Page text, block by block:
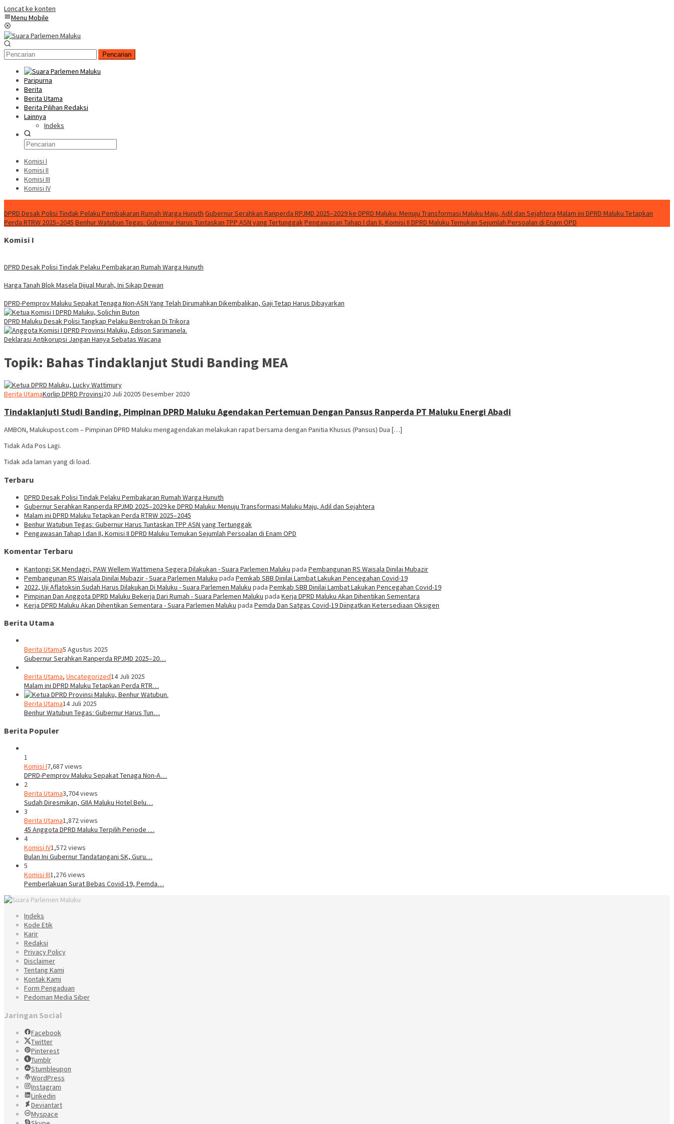
Loncat ke konten
Menu Mobile
Pencarian
Paripurna
Berita
Berita Utama
Berita Pilihan Redaksi
Lainnya
Indeks
Komisi I
Komisi II
Komisi III
Komisi IV
DPRD Desak Polisi Tindak Pelaku Pembakaran Rumah Warga Hunuth Gubernur Serahkan Ranperda RPJMD 2025–2029 ke DPRD Maluku: Menuju Transformasi Maluku Maju, Adil dan Sejahtera Malam ini DPRD Maluku Tetapkan
Perda RTRW 2025–2045 Benhur Watubun Tegas: Gubernur Harus Tuntaskan TPP ASN yang TertunggakPengawasan Tahap I dan II, Komisi II DPRD Maluku Temukan Sejumlah Persoalan di Enam OPD
Komisi I
DPRD Desak Polisi Tindak Pelaku Pembakaran Rumah Warga Hunuth
Harga Tanah Blok Masela Dijual Murah, Ini Sikap Dewan
DPRD-Pemprov Maluku Sepakat Tenaga Non-ASN Yang Telah Dirumahkan Dikembalikan, Gaji Tetap Harus Dibayarkan
DPRD Maluku Desak Polisi Tangkap Pelaku Bentrokan Di Trikora
Deklarasi Antikorupsi Jangan Hanya Sebatas Wacana
Topik: Bahas Tindaklanjut Studi Banding MEA
Berita UtamaKorlip DPRD Provinsi20 Juli 20205 Desember 2020
Tindaklanjuti Studi Banding, Pimpinan DPRD Maluku Agendakan Pertemuan Dengan Pansus Ranperda PT Maluku Energi Abadi
AMBON, Malukupost.com – Pimpinan DPRD Maluku mengagendakan melakukan rapat bersama dengan Panitia Khusus (Pansus) Dua […]
Tidak Ada Pos Lagi.
Tidak ada laman yang di load.
Terbaru
DPRD Desak Polisi Tindak Pelaku Pembakaran Rumah Warga Hunuth
Gubernur Serahkan Ranperda RPJMD 2025–2029 ke DPRD Maluku: Menuju Transformasi Maluku Maju, Adil dan Sejahtera
Malam ini DPRD Maluku Tetapkan Perda RTRW 2025–2045
Benhur Watubun Tegas: Gubernur Harus Tuntaskan TPP ASN yang Tertunggak
Pengawasan Tahap I dan II, Komisi II DPRD Maluku Temukan Sejumlah Persoalan di Enam OPD
Komentar Terbaru
Kantongi SK Mendagri, PAW Wellem Wattimena Segera Dilakukan - Suara Parlemen Maluku pada Pembangunan RS Waisala Dinilai Mubazir
Pembangunan RS Waisala Dinilai Mubazir - Suara Parlemen Maluku pada Pemkab SBB Dinilai Lambat Lakukan Pencegahan Covid-19
2022, Uji Aflatoksin Sudah Harus Dilakukan Di Maluku - Suara Parlemen Maluku pada Pemkab SBB Dinilai Lambat Lakukan Pencegahan Covid-19
Pimpinan Dan Anggota DPRD Maluku Bekerja Dari Rumah - Suara Parlemen Maluku pada Kerja DPRD Maluku Akan Dihentikan Sementara
Kerja DPRD Maluku Akan Dihentikan Sementara - Suara Parlemen Maluku pada Pemda Dan Satgas Covid-19 Diingatkan Ketersediaan Oksigen
Berita Utama
Berita Utama5 Agustus 2025
Gubernur Serahkan Ranperda RPJMD 2025–20…
Berita Utama, Uncategorized14 Juli 2025
Malam ini DPRD Maluku Tetapkan Perda RTR…
Berita Utama14 Juli 2025
Benhur Watubun Tegas: Gubernur Harus Tun…
Berita Populer
1
Komisi I7,687 views
DPRD-Pemprov Maluku Sepakat Tenaga Non-A…
2
Berita Utama3,704 views
Sudah Diresmikan, GIIA Maluku Hotel Belu…
3
Berita Utama1,872 views
45 Anggota DPRD Maluku Terpilih Periode …
4
Komisi IV1,572 views
Bulan Ini Gubernur Tandatangani SK, Guru…
5
Komisi III1,276 views
Pemberlakuan Surat Bebas Covid-19, Pemda…
Indeks
Kode Etik
Karir
Redaksi
Privacy Policy
Disclaimer
Tentang Kami
Kontak Kami
Form Pengaduan
Pedoman Media Siber
Jaringan Social
Facebook
Twitter
Pinterest
Tumblr
Stumbleupon
WordPress
Instagram
Linkedin
Deviantart
Myspace